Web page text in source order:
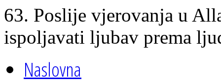
63. Poslije vjerovanja u
ispoljavati ljubav prema
Naslovna